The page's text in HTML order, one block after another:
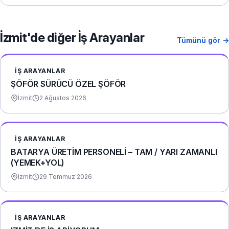
İzmit'de diğer İş Arayanlar Tümünü gör →
İŞ ARAYANLAR
ŞÖFÖR SÜRÜCÜ ÖZEL ŞÖFÖR
İzmit 2 Ağustos 2026
İŞ ARAYANLAR
BATARYA ÜRETİM PERSONELİ – TAM / YARI ZAMANLI
(YEMEK+YOL)
İzmit 29 Temmuz 2026
İŞ ARAYANLAR